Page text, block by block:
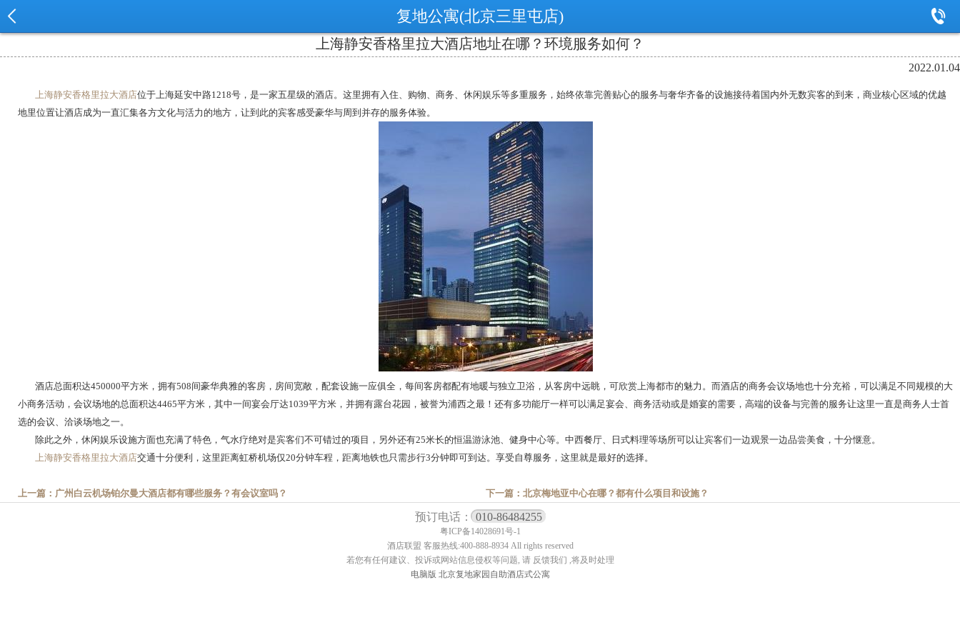
复地公寓(北京三里屯店)
上海静安香格里拉大酒店地址在哪？环境服务如何？
2022.01.04
上海静安香格里拉大酒店位于上海延安中路1218号，是一家五星级的酒店。这里拥有入住、购物、商务、休闲娱乐等多重服务，始终依靠完善贴心的服务与奢华齐备的设施接待着国内外无数宾客的到来，商业核心区域的优越
地里位置让酒店成为一直汇集各方文化与活力的地方，让到此的宾客感受豪华与周到并存的服务体验。
酒店总面积达450000平方米，拥有508间豪华典雅的客房，房间宽敞，配套设施一应俱全，每间客房都配有地暖与独立卫浴，从客房中远眺，可欣赏上海都市的魅力。而酒店的商务会议场地也十分充裕，可以满足不同规模的大
小商务活动，会议场地的总面积达4465平方米，其中一间宴会厅达1039平方米，并拥有露台花园，被誉为浦西之最！还有多功能厅一样可以满足宴会、商务活动或是婚宴的需要，高端的设备与完善的服务让这里一直是商务人士首
选的会议、洽谈场地之一。
除此之外，休闲娱乐设施方面也充满了特色，气水疗绝对是宾客们不可错过的项目，另外还有25米长的恒温游泳池、健身中心等。中西餐厅、日式料理等场所可以让宾客们一边观景一边品尝美食，十分惬意。
上海静安香格里拉大酒店交通十分便利，这里距离虹桥机场仅20分钟车程，距离地铁也只需步行3分钟即可到达。享受自尊服务，这里就是最好的选择。
上一篇：广州白云机场铂尔曼大酒店都有哪些服务？有会议室吗？ 下一篇：北京梅地亚中心在哪？都有什么项目和设施？
预订电话： 010-86484255
粤ICP备14028691号-1
酒店联盟 客服热线:400-888-8934 All rights reserved
若您有任何建议、投诉或网站信息侵权等问题, 请 反馈我们 ,将及时处理
电脑版 北京复地家园自助酒店式公寓